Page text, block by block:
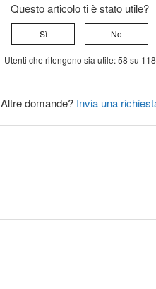
Questo articolo ti è stato utile?
Sì No
Utenti che ritengono sia utile: 58 su 118
Altre domande? Invia una